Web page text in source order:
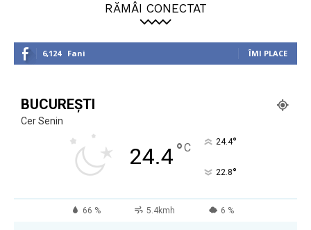
RĂMÂI CONECTAT
6,124 Fani ÎMI PLACE
BUCUREȘTI
Cer Senin
24.4°C 24.4°
22.8°
66 % 5.4kmh 6 %